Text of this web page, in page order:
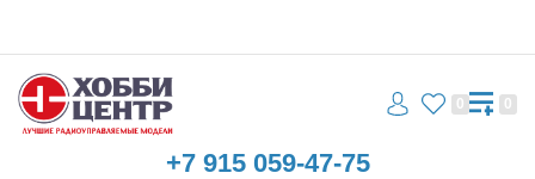
+7 915 059-47-75
0 0